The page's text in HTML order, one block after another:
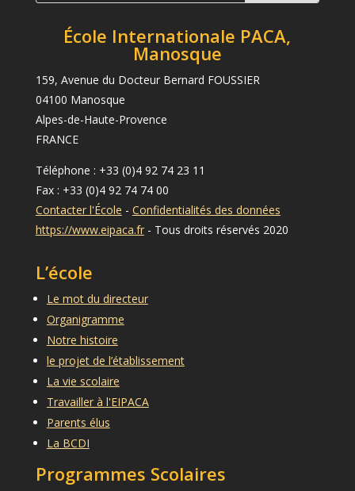
École Internationale PACA,
Manosque
159, Avenue du Docteur Bernard FOUSSIER
04100 Manosque
Alpes-de-Haute-Provence
FRANCE
Téléphone : +33 (0)4 92 74 23 11
Fax : +33 (0)4 92 74 74 00
Contacter l'École - Confidentialités des données
https://www.eipaca.fr- Tous droits réservés 2020
L’école
Le mot du directeur
Organigramme
Notre histoire
le projet de l’établissement
La vie scolaire
Travailler à l'EIPACA
Parents élus
La BCDI
Programmes Scolaires